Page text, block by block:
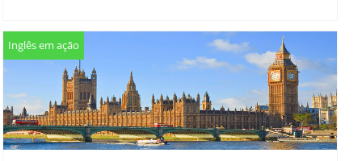
Inglês em ação